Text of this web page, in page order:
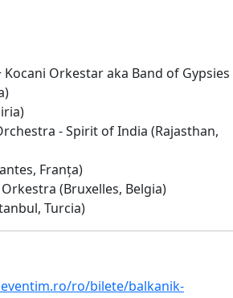
Orkestar aka Band of Gypsies
- Spirit of India (Rajasthan,
Franța)
(Bruxelles, Belgia)
Turcia)
ro/bilete/balkanik-